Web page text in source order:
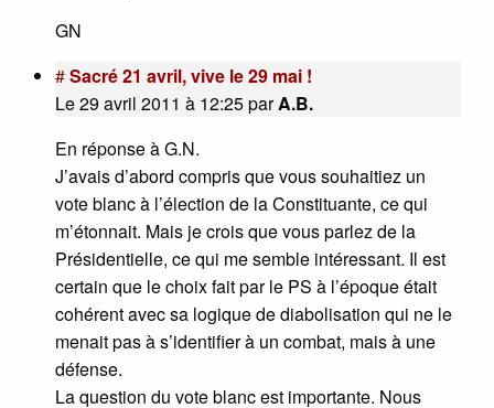
GN
#Sacré 21 avril, vive le 29 mai !
Le 29 avril 2011 à 12:25parA.B.
En réponse à G.N.
J’avais d’abord compris que vous souhaitiez un
vote blanc à l’élection de la Constituante, ce qui
m’étonnait. Mais je crois que vous parlez de la
Présidentielle, ce qui me semble intéressant. Il est
certain que le choix fait par le PS à l’époque était
cohérent avec sa logique de diabolisation qui ne le
menait pas à s’identifier à un combat, mais à une
défense.
La question du vote blanc est importante. Nous